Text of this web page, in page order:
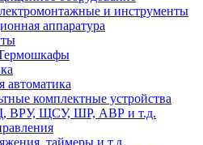
и инструменты
аппаратура
автоматика
комплектные устройства
ВРУ, ЩСУ, ШР, АВР и т.д.